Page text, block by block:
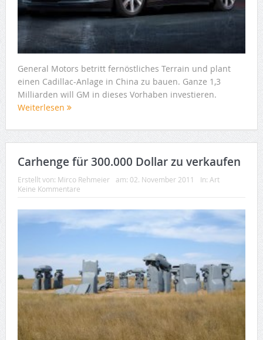
General Motors betritt fernöstliches Terrain und plant
einen Cadillac-Anlage in China zu bauen. Ganze 1,3
Milliarden will GM in dieses Vorhaben investieren.
Weiterlesen
Carhenge für 300.000 Dollar zu verkaufen
Erstellt von: Mirco Rehmeier am: 02. November 2011 In: Art
Keine Kommentare